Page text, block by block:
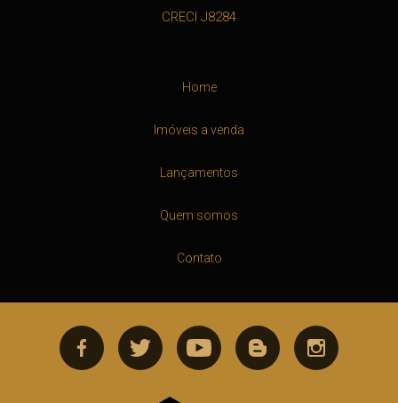
CRECI J8284
Home
Imóveis a venda
Lançamentos
Quem somos
Contato